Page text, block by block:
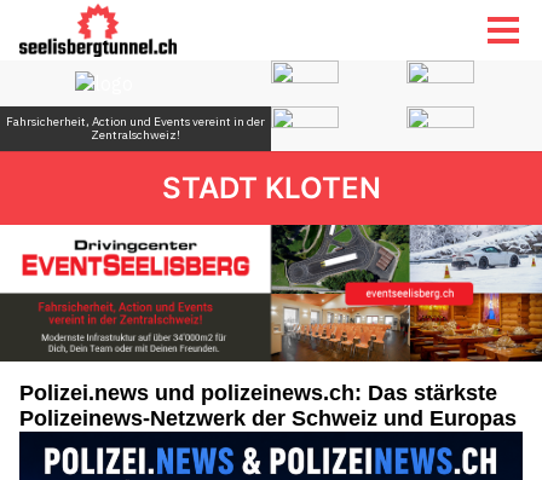
STADT KLOTEN
Polizei.news und polizeinews.ch: Das stärkste
Polizeinews-Netzwerk der Schweiz und Europas